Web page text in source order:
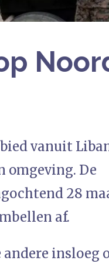
vanuit
omgeving. De
28
af.
insloeg